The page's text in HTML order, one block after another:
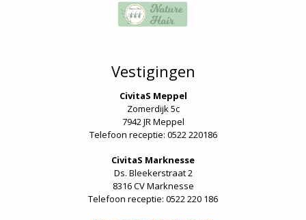
Vestigingen
CivitaS Meppel
Zomerdijk 5c
7942 JR Meppel
Telefoon receptie: 0522 220186
CivitaS Marknesse
Ds. Bleekerstraat 2
8316 CV Marknesse
Telefoon receptie: 0522 220 186